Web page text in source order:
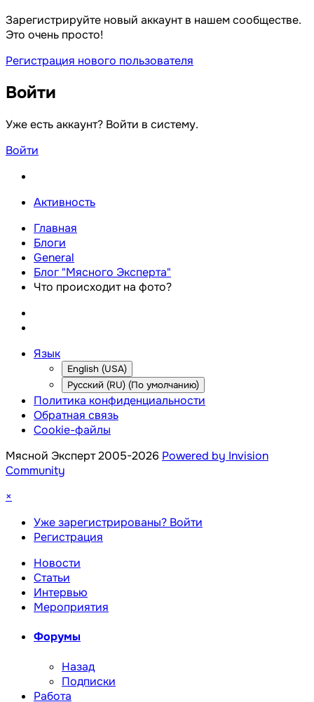
Зарегистрируйте новый аккаунт в нашем сообществе.
Это очень просто!
Регистрация нового пользователя
Войти
Уже есть аккаунт? Войти в систему.
Войти
Активность
Главная
Блоги
General
Блог "Мясного Эксперта"
Что происходит на фото?
Язык
English (USA)
Русский (RU) (По умолчанию)
Политика конфиденциальности
Обратная связь
Cookie-файлы
Мясной Эксперт 2005-2026 Powered by Invision
Community
×
Уже зарегистрированы? Войти
Регистрация
Новости
Статьи
Интервью
Мероприятия
Форумы
Назад
Подписки
Работа